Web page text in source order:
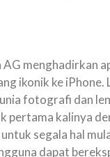
menghadirkan
ikonik ke
fotografi dan
pertama kalinya
segala hal
dapat